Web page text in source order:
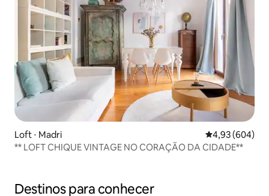
Loft ⋅ Madri 4,93 de uma
4,93 (604)
** LOFT CHIQUE VINTAGE NO CORAÇÃO DA CIDADE**
Destinos para conhecer